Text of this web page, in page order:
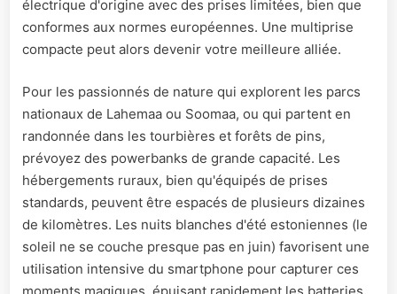
électrique d'origine avec des prises limitées, bien que
conformes aux normes européennes. Une multiprise
compacte peut alors devenir votre meilleure alliée.
Pour les passionnés de nature qui explorent les parcs
nationaux de Lahemaa ou Soomaa, ou qui partent en
randonnée dans les tourbières et forêts de pins,
prévoyez des powerbanks de grande capacité. Les
hébergements ruraux, bien qu'équipés de prises
standards, peuvent être espacés de plusieurs dizaines
de kilomètres. Les nuits blanches d'été estoniennes (le
soleil ne se couche presque pas en juin) favorisent une
utilisation intensive du smartphone pour capturer ces
moments magiques, épuisant rapidement les batteries.